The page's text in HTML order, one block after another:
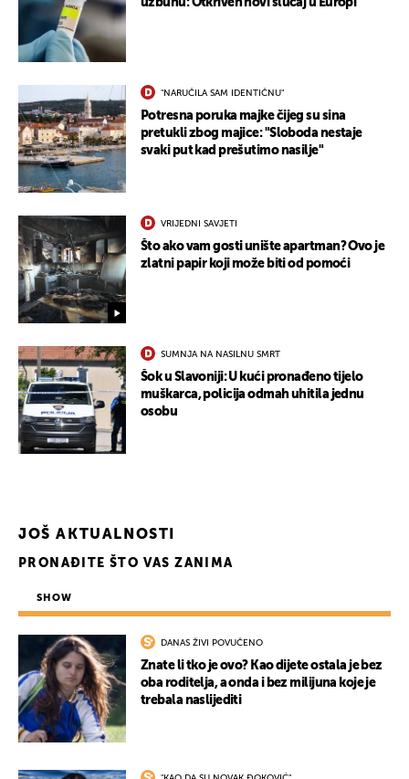
uzbunu: Otkriven novi slučaj u Europi
"NARUČILA SAM IDENTIČNU"
Potresna poruka majke čijeg su sina
pretukli zbog majice: "Sloboda nestaje
svaki put kad prešutimo nasilje"
VRIJEDNI SAVJETI
Što ako vam gosti unište apartman? Ovo je
zlatni papir koji može biti od pomoći
SUMNJA NA NASILNU SMRT
Šok u Slavoniji: U kući pronađeno tijelo
muškarca, policija odmah uhitila jednu
osobu
JOŠ AKTUALNOSTI
PRONAĐITE ŠTO VAS ZANIMA
SHOW
DANAS ŽIVI POVUČENO
Znate li tko je ovo? Kao dijete ostala je bez
oba roditelja, a onda i bez milijuna koje je
trebala naslijediti
UKLJUČITE NOTIFIKACIJE